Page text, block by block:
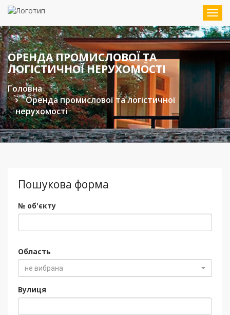
ОРЕНДА ПРОМИСЛОВОЇ ТА
ЛОГІСТИЧНОЇ НЕРУХОМОСТІ
Головна
Оренда промислової та логістичної
нерухомості
Пошукова форма
№ об'єкту
Область
не вибрана
Вулиця